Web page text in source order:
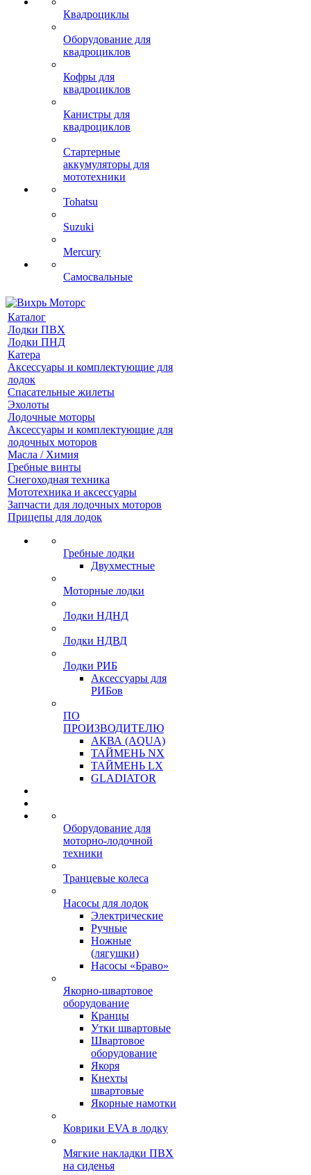
Квадроциклы
Оборудование для
квадроциклов
Кофры для
квадроциклов
Канистры для
квадроциклов
Стартерные
аккумуляторы для
мототехники
Tohatsu
Suzuki
Mercury
Самосвальные
Каталог
Лодки ПВХ
Лодки ПНД
Катера
Аксессуары и комплектующие для
лодок
Спасательные жилеты
Эхолоты
Лодочные моторы
Аксессуары и комплектующие для
лодочных моторов
Масла / Химия
Гребные винты
Снегоходная техника
Мототехника и аксессуары
Запчасти для лодочных моторов
Прицепы для лодок
Гребные лодки
Двухместные
Моторные лодки
Лодки НДНД
Лодки НДВД
Лодки РИБ
Аксессуары для
РИБов
ПО
ПРОИЗВОДИТЕЛЮ
АКВА (AQUA)
ТАЙМЕНЬ NX
ТАЙМЕНЬ LX
GLADIATOR
Оборудование для
моторно-лодочной
техники
Транцевые колеса
Насосы для лодок
Электрические
Ручные
Ножные
(лягушки)
Насосы «Браво»
Якорно-швартовое
оборудование
Кранцы
Утки швартовые
Швартовое
оборудование
Якоря
Кнехты
швартовые
Якорные намотки
Коврики EVA в лодку
Мягкие накладки ПВХ
на сиденья